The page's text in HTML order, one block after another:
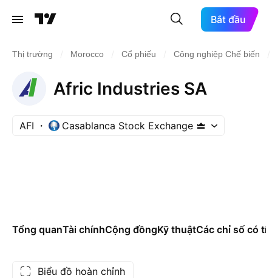
Bắt đầu
Thị trường Morocco Cổ phiếu Công nghiệp Chế biến
Afric Industries SA
AFI Casablanca Stock Exchange
Tổng quanTài chínhCộng đồngKỹ thuậtCác chỉ số có
Biểu đồ hoàn chỉnh